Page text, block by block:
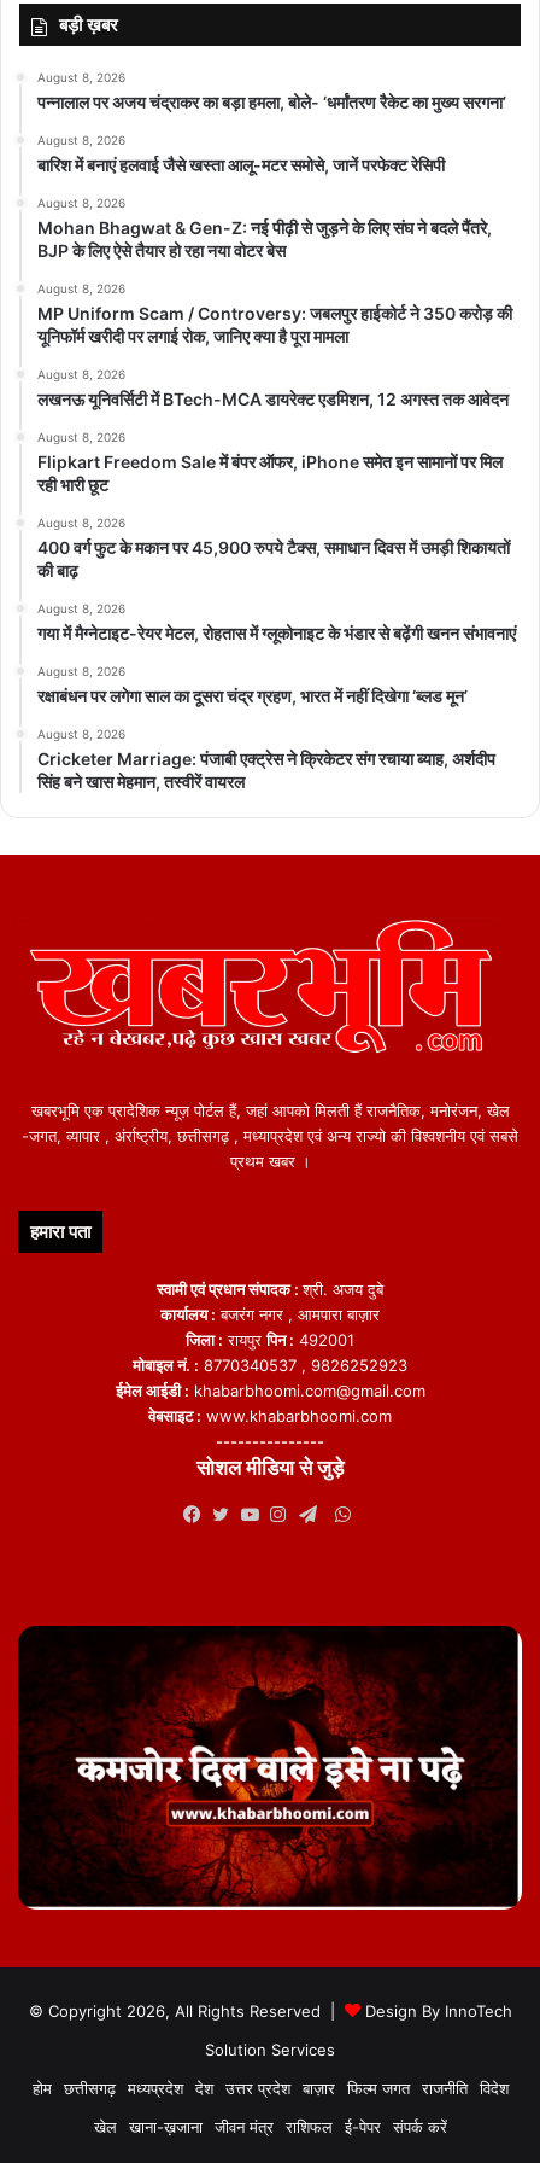
featured
बड़ी ख़बर
August 8, 2026
पन्नालाल पर अजय चंद्राकर का बड़ा हमला, बोले- ‘धर्मांतरण रैकेट का मुख्य सरगना’
August 8, 2026
बारिश में बनाएं हलवाई जैसे खस्ता आलू-मटर समोसे, जानें परफेक्ट रेसिपी
August 8, 2026
Mohan Bhagwat & Gen-Z: नई पीढ़ी से जुड़ने के लिए संघ ने बदले पैंतरे,
BJP के लिए ऐसे तैयार हो रहा नया वोटर बेस
August 8, 2026
MP Uniform Scam / Controversy: जबलपुर हाईकोर्ट ने 350 करोड़ की
यूनिफॉर्म खरीदी पर लगाई रोक, जानिए क्या है पूरा मामला
August 8, 2026
लखनऊ यूनिवर्सिटी में BTech-MCA डायरेक्ट एडमिशन, 12 अगस्त तक आवेदन
August 8, 2026
Flipkart Freedom Sale में बंपर ऑफर, iPhone समेत इन सामानों पर मिल
रही भारी छूट
August 8, 2026
400 वर्ग फुट के मकान पर 45,900 रुपये टैक्स, समाधान दिवस में उमड़ी शिकायतों
की बाढ़
August 8, 2026
गया में मैग्नेटाइट-रेयर मेटल, रोहतास में ग्लूकोनाइट के भंडार से बढ़ेंगी खनन संभावनाएं
August 8, 2026
रक्षाबंधन पर लगेगा साल का दूसरा चंद्र ग्रहण, भारत में नहीं दिखेगा ‘ब्लड मून’
August 8, 2026
Cricketer Marriage: पंजाबी एक्ट्रेस ने क्रिकेटर संग रचाया ब्याह, अर्शदीप
सिंह बने खास मेहमान, तस्वीरें वायरल
खबरभूमि एक प्रादेशिक न्यूज़ पोर्टल हैं, जहां आपको मिलती हैं राजनैतिक, मनोरंजन, खेल
-जगत, व्यापार , अंर्राष्ट्रीय, छत्तीसगढ़ , मध्याप्रदेश एवं अन्य राज्यो की विश्वशनीय एवं सबसे
प्रथम खबर ।
हमारा पता
स्वामी एवं प्रधान संपादक :श्री. अजय दुबे
कार्यालय : बजरंग नगर , आमपारा बाज़ार
जिला : रायपुरपिन : 492001
मोबाइल नं. : 8770340537 , 9826252923
ईमेल आईडी : khabarbhoomi.com@gmail.com
वेबसाइट : www.khabarbhoomi.com
---------------
सोशल मीडिया से जुड़े
WhatsApp
© Copyright 2026, All Rights Reserved | Design By InnoTech
Solution Services
होम
छत्तीसगढ़ मध्यप्रदेश देश उत्तर प्रदेश बाज़ार फिल्म जगत राजनीति
विदेश
खेल
खाना-ख़जाना जीवन मंत्र राशिफल ई-पेपर संपर्क करें